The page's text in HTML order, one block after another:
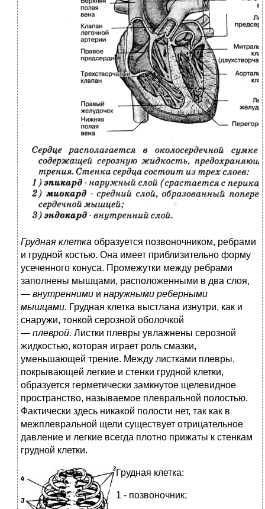
Грудная клетка образуется позвоночником, ребрами
и грудной костью. Она имеет приблизительно форму
усеченного конуса. Промежутки между ребрами
заполнены мышцами, расположенными в два слоя,
— внутренними и наружными реберными
мышцами. Грудная клетка выстлана изнутри, как и
снаружи, тонкой серозной оболочкой
— плеврой. Листки плевры увлажнены серозной
жидкостью, которая играет роль смазки,
уменьшающей трение. Между листками плевры,
покрывающей легкие и стенки грудной клетки,
образуется герметически замкнутое щелевидное
пространство, называемое плевральной полостью.
Фактически здесь никакой полости нет, так как в
межплевральной щели существует отрицательное
давление и легкие всегда плотно прижаты к стенкам
грудной клетки.
Грудная клетка:
1 - позвоночник;